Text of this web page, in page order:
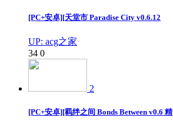
[PC+安卓][天堂市 Paradise City v0.6.12
UP: acg之家
34 0
2
[PC+安卓][羁绊之间 Bonds Between v0.6 精